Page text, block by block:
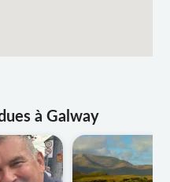
à Galway